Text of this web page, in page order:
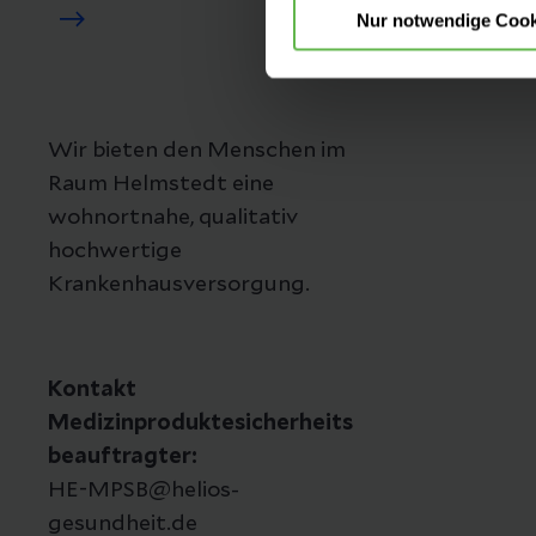
Nur notwendige
Wir bieten den Menschen im
Raum Helmstedt eine
wohnortnahe, qualitativ
hochwertige
Krankenhausversorgung.
Kontakt
Medizinproduktesicherheits
beauftragter:
HE-MPSB@helios-
gesundheit.de